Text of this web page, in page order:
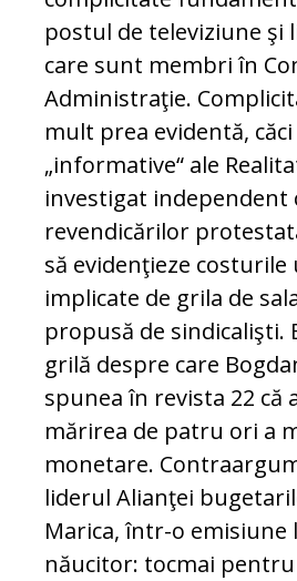
postul de televiziune şi
care sunt membri în
Administraţie.
mult prea evidentă,
„informative“ ale
investigat
revendicărilor
să evidenţieze costurile
implicate de grila de
propusă de sindicalişti.
grilă despre care
spunea în revista 22 că
mărirea de patru ori a
monetare.
liderul Alianţei
Marica, într-o emisiune
năucitor: tocmai pentru